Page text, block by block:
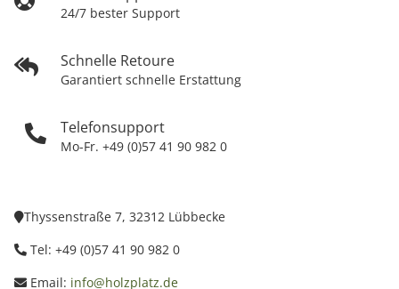
24/7 bester Support
Schnelle Retoure
Garantiert schnelle Erstattung
Telefonsupport
Mo-Fr. +49 (0)57 41 90 982 0
Thyssenstraße 7, 32312 Lübbecke
Tel: +49 (0)57 41 90 982 0
Email: info@holzplatz.de